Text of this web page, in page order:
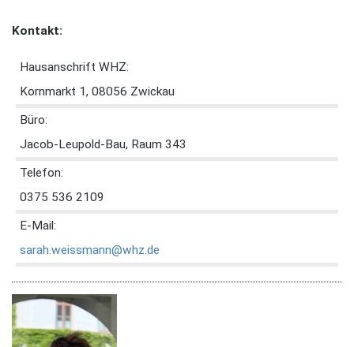
Kontakt:
Hausanschrift WHZ:
Kornmarkt 1, 08056 Zwickau
Büro:
Jacob-Leupold-Bau, Raum 343
Telefon:
0375 536 2109
E-Mail:
sarah.weissmann@whz.de